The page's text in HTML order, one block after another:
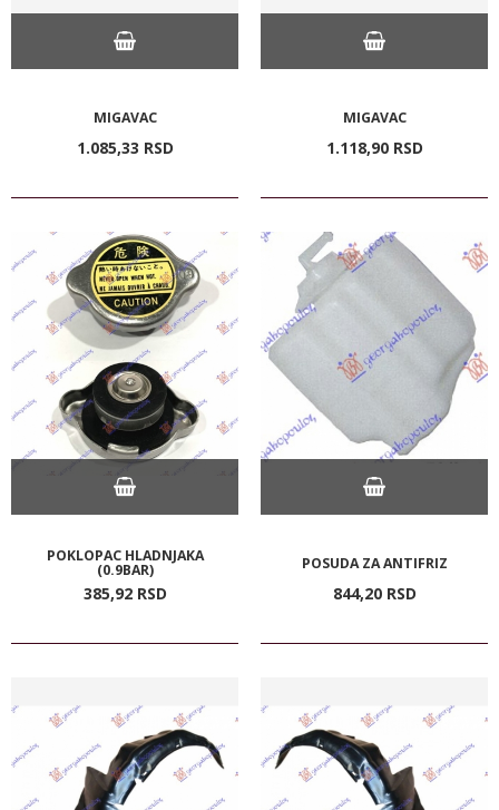
MIGAVAC
1.085,33 RSD
MIGAVAC
1.118,90 RSD
POKLOPAC HLADNJAKA
(0.9BAR)
385,92 RSD
POSUDA ZA ANTIFRIZ
844,20 RSD